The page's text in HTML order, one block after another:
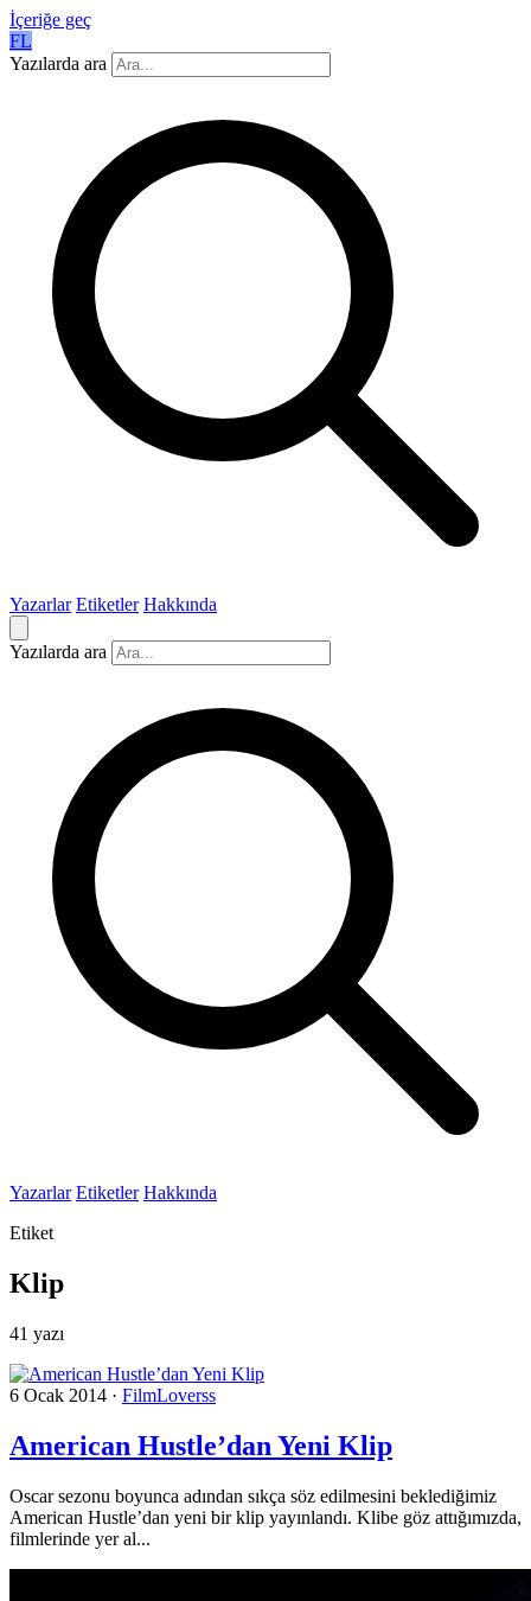
İçeriğe geç
FL
Yazılarda ara
Yazarlar Etiketler Hakkında
Yazılarda ara
Yazarlar Etiketler Hakkında
Etiket
Klip
41 yazı
6 Ocak 2014 · FilmLoverss
American Hustle’dan Yeni Klip
Oscar sezonu boyunca adından sıkça söz edilmesini beklediğimiz
American Hustle’dan yeni bir klip yayınlandı. Klibe göz attığımızda,
filmlerinde yer al...